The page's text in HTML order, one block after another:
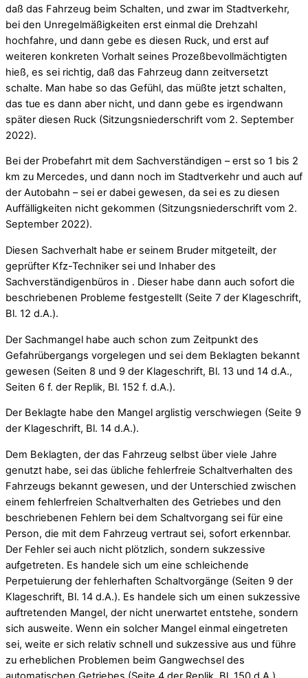
daß das Fahrzeug beim Schalten, und zwar im Stadtverkehr,
bei den Unregelmäßigkeiten erst einmal die Drehzahl
hochfahre, und dann gebe es diesen Ruck, und erst auf
weiteren konkreten Vorhalt seines Prozeßbevollmächtigten
hieß, es sei richtig, daß das Fahrzeug dann zeitversetzt
schalte. Man habe so das Gefühl, das müßte jetzt schalten,
das tue es dann aber nicht, und dann gebe es irgendwann
später diesen Ruck (Sitzungsniederschrift vom 2. September
2022).
Bei der Probefahrt mit dem Sachverständigen – erst so 1 bis 2
km zu Mercedes, und dann noch im Stadtverkehr und auch auf
der Autobahn – sei er dabei gewesen, da sei es zu diesen
Auffälligkeiten nicht gekommen (Sitzungsniederschrift vom 2.
September 2022).
Diesen Sachverhalt habe er seinem Bruder mitgeteilt, der
geprüfter Kfz-Techniker sei und Inhaber des
Sachverständigenbüros in . Dieser habe dann auch sofort die
beschriebenen Probleme festgestellt (Seite 7 der Klageschrift,
Bl. 12 d.A.).
Der Sachmangel habe auch schon zum Zeitpunkt des
Gefahrübergangs vorgelegen und sei dem Beklagten bekannt
gewesen (Seiten 8 und 9 der Klageschrift, Bl. 13 und 14 d.A.,
Seiten 6 f. der Replik, Bl. 152 f. d.A.).
Der Beklagte habe den Mangel arglistig verschwiegen (Seite 9
der Klageschrift, Bl. 14 d.A.).
Dem Beklagten, der das Fahrzeug selbst über viele Jahre
genutzt habe, sei das übliche fehlerfreie Schaltverhalten des
Fahrzeugs bekannt gewesen, und der Unterschied zwischen
einem fehlerfreien Schaltverhalten des Getriebes und den
beschriebenen Fehlern bei dem Schaltvorgang sei für eine
Person, die mit dem Fahrzeug vertraut sei, sofort erkennbar.
Der Fehler sei auch nicht plötzlich, sondern sukzessive
aufgetreten. Es handele sich um eine schleichende
Perpetuierung der fehlerhaften Schaltvorgänge (Seiten 9 der
Klageschrift, Bl. 14 d.A.). Es handele sich um einen sukzessive
auftretenden Mangel, der nicht unerwartet entstehe, sondern
sich ausweite. Wenn ein solcher Mangel einmal eingetreten
sei, weite er sich relativ schnell und sukzessive aus und führe
zu erheblichen Problemen beim Gangwechsel des